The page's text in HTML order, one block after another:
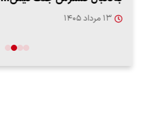
۱۳ مرداد ۱۴۰۵